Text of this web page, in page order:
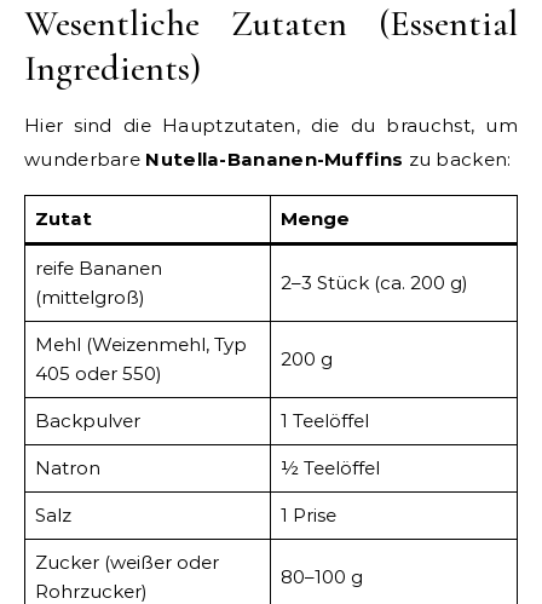
Wesentliche Zutaten (Essential
Ingredients)
Hier sind die Hauptzutaten, die du brauchst, um
wunderbare Nutella-Bananen-Muffins zu backen:
Zutat Menge
reife Bananen
(mittelgroß)
2–3 Stück (ca. 200 g)
Mehl (Weizenmehl, Typ
405 oder 550)
200 g
Backpulver 1 Teelöffel
Natron ½ Teelöffel
Salz 1 Prise
Zucker (weißer oder
Rohrzucker)
80–100 g